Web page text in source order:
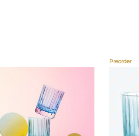
Preorder